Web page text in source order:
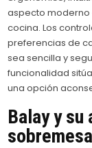
aspecto moderno
cocina. Los
preferencias de
sea sencilla y
funcionalidad
una opción
Balay y